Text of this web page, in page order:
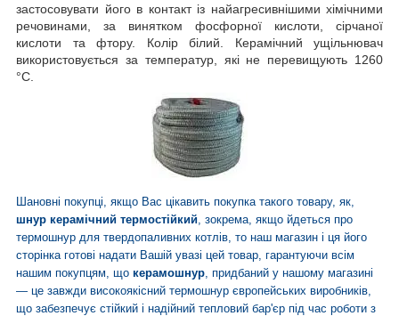
застосовувати його в контакт із найагресивнішими хімічними
речовинами, за винятком фосфорної кислоти, сірчаної
кислоти та фтору. Колір білий. Керамічний ущільнювач
використовується за температур, які не перевищують 1260
°C.
Шановні покупці, якщо Вас цікавить покупка такого товару, як,
шнур керамічний термостійкий , зокрема, якщо йдеться про
термошнур для твердопаливних котлів, то наш магазин і ця його
сторінка готові надати Вашій увазі цей товар, гарантуючи всім
нашим покупцям, що керамошнур , придбаний у нашому магазині
— це завжди високоякісний термошнур європейських виробників
що забезпечує стійкий і надійний тепловий бар'єр під час роботи з